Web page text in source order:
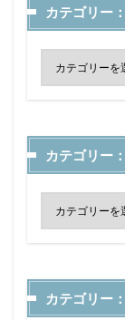
カテゴリー
カテゴリー
カテゴリー